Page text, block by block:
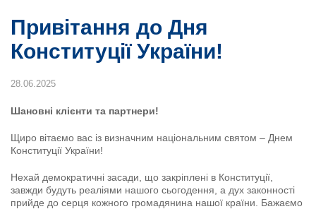
Привітання до Дня
Конституції України!
28.06.2025
Шановні клієнти та партнери!
Щиро вітаємо вас із визначним національним святом – Днем
Конституції України!
Нехай демократичні засади, що закріплені в Конституції,
завжди будуть реаліями нашого сьогодення, а дух законності
прийде до серця кожного громадянина нашої країни. Бажаємо